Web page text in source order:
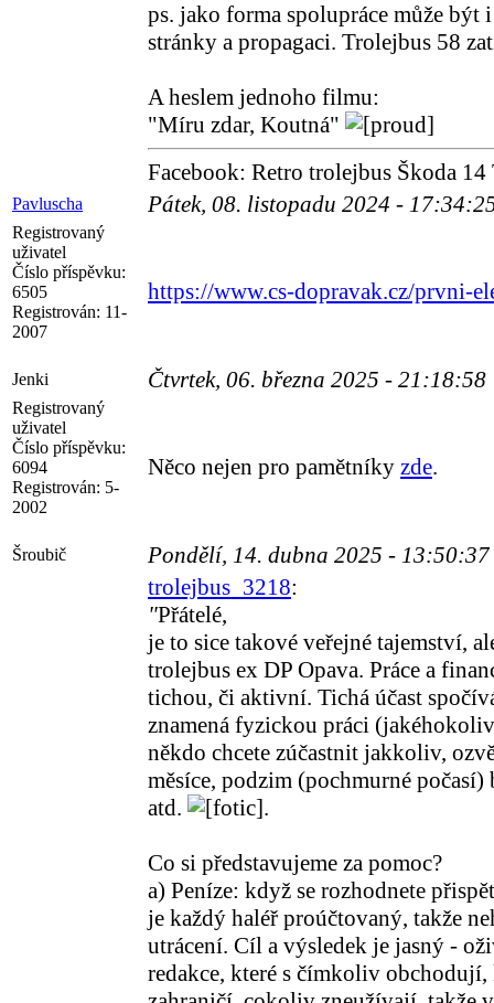
ps. jako forma spolupráce může
stránky a propagaci. Trolejbus 58
A heslem jednoho filmu:
"Míru zdar, Koutná"
Facebook: Retro trolejbus Škoda
Pavluscha Pátek, 08. listopadu 2024 -
Registrovaný
uživatel
Číslo příspěvku:
6505
Registrován: 11-
2007
https://www.cs-dopravak.cz/prvni-
Jenki Čtvrtek, 06. března 2025 - 21:18:58
Registrovaný
uživatel
Číslo příspěvku:
6094
Registrován: 5-
2002
Něco nejen pro pamětníky zde.
Šroubič Pondělí, 14. dubna 2025 - 13:50:37
trolejbus_3218:
"Přátelé,
je to sice takové veřejné tajemství,
trolejbus ex DP Opava. Práce a
tichou, či aktivní. Tichá účast
znamená fyzickou práci
někdo chcete zúčastnit jakkoliv,
měsíce, podzim (pochmurné
atd.
.
Co si představujeme za pomoc?
a) Peníze: když se rozhodnete
je každý haléř proúčtovaný, takže
utrácení. Cíl a výsledek je jasný -
redakce, které s čímkoliv